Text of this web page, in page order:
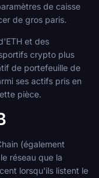
de caisse
de gros paris.
et des
crypto plus
de portefeuille de
ses actifs pris en
pièce.
(également
réseau que la
lorsqu'ils listent le